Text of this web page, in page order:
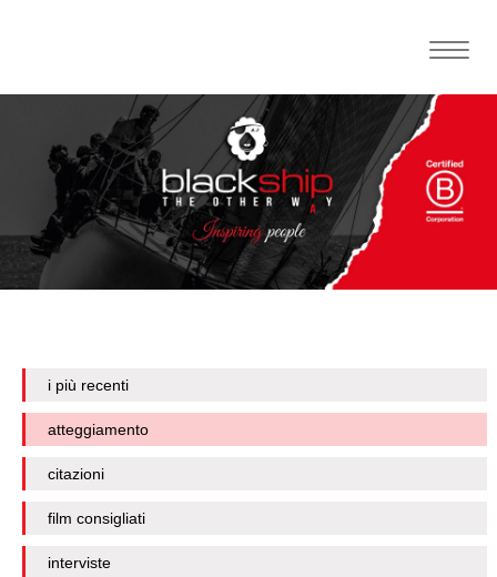
Toggle
i più recenti
atteggiamento
citazioni
film consigliati
interviste